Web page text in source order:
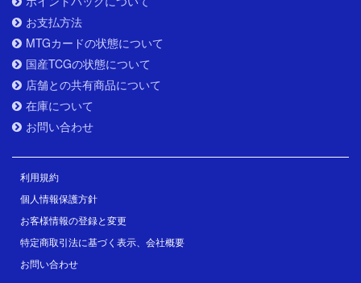
お支払方法
MTGカードの状態について
国産TCGの状態について
店舗との共有商品について
在庫について
お問い合わせ
利用規約
個人情報保護方針
お客様情報の登録と変更
特定商取引法に基づく表示、会社概要
お問い合わせ